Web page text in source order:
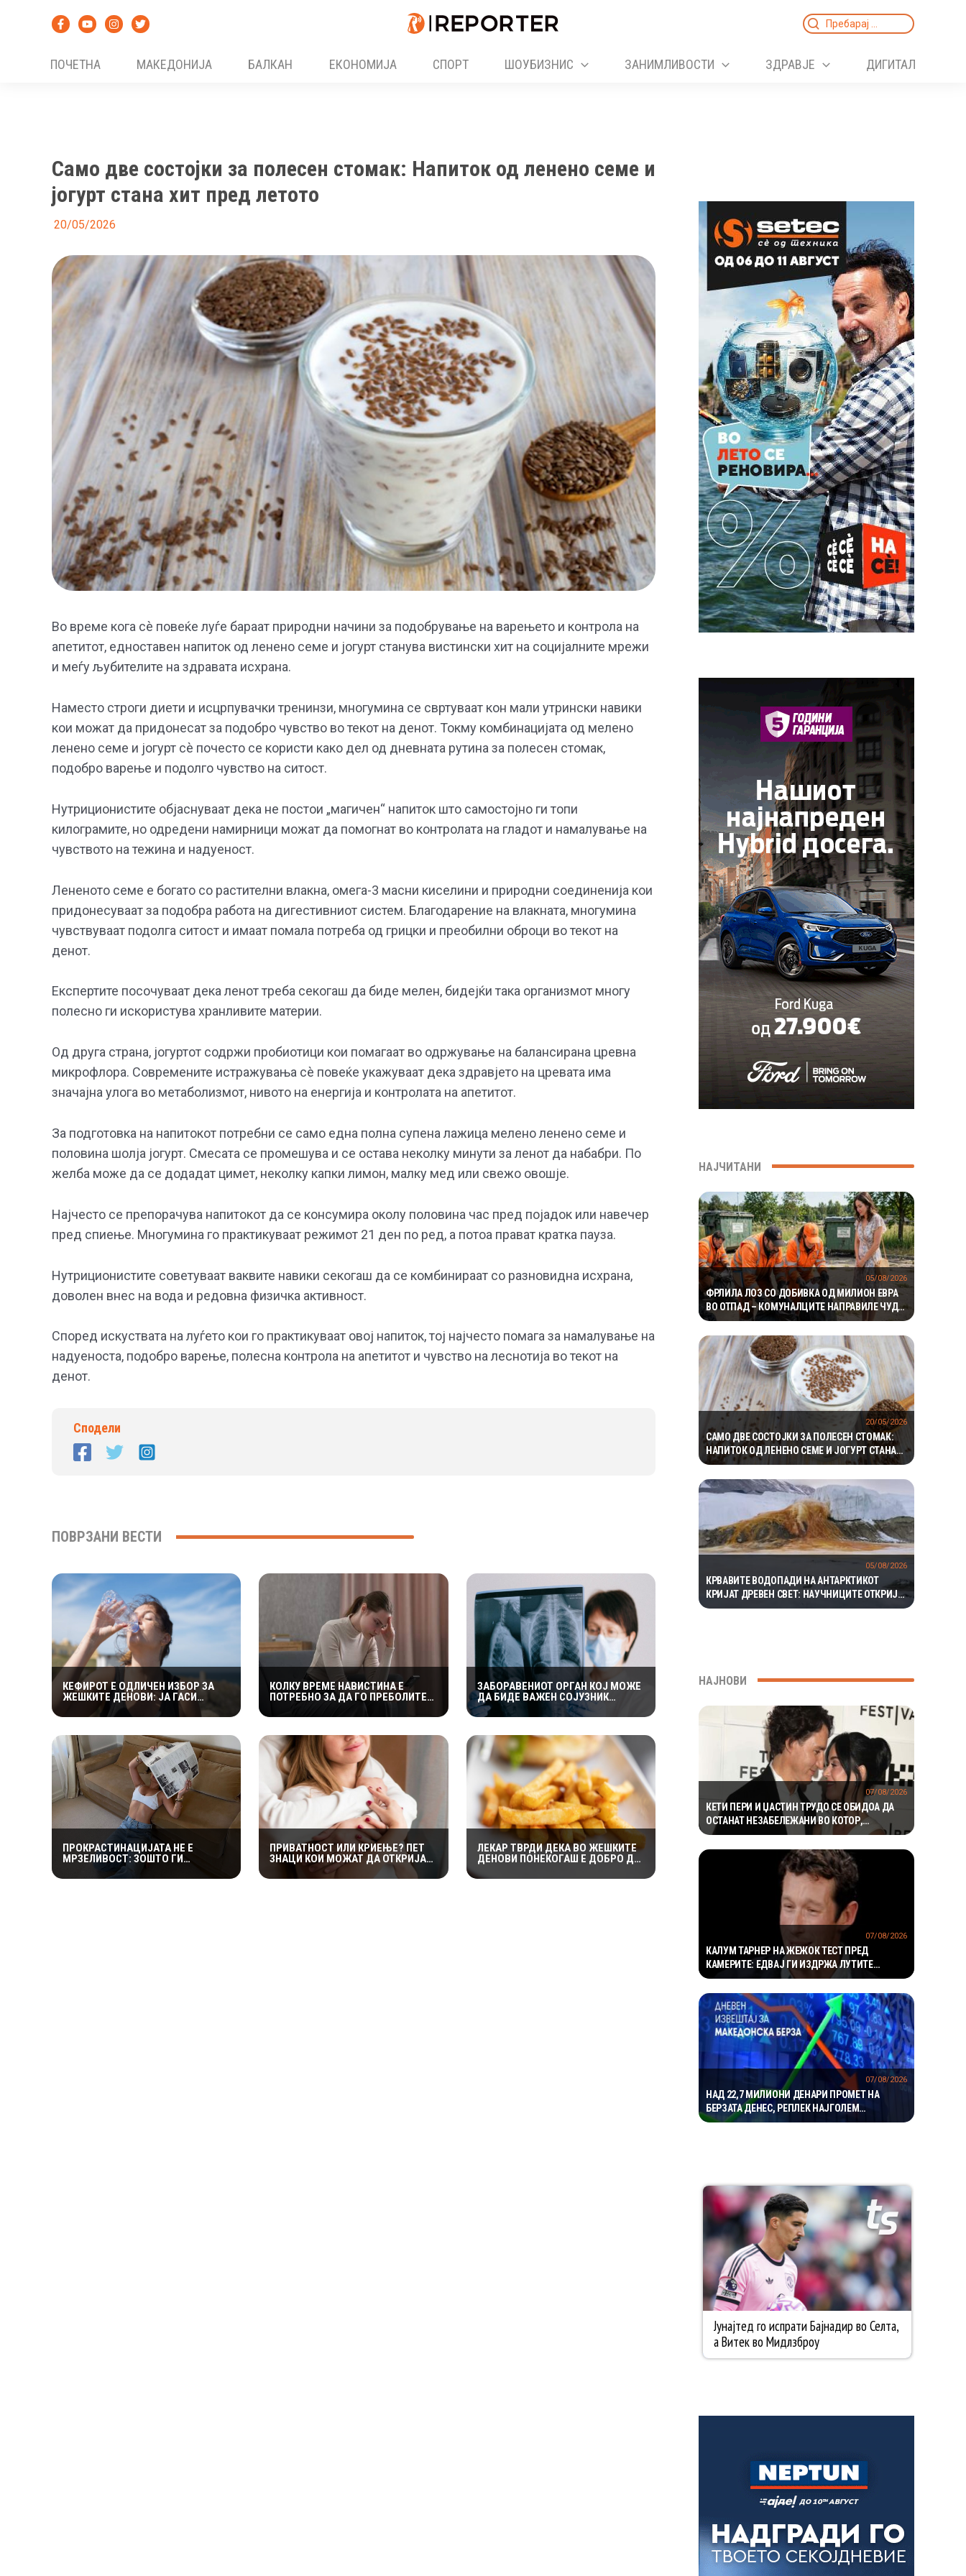
Search
ПОЧЕТНА
МАКЕДОНИЈА БАЛКАН ЕКОНОМИЈА СПОРТ ШОУБИЗНИС ЗАНИМЛИВОСТИ ЗДРАВЈЕ ДИГИТАЛ
Само две состојки за полесен стомак: Напиток од ленено семе и
јогурт стана хит пред летото
20/05/2026
Во време кога сè повеќе луѓе бараат природни начини за подобрување на варењето и контрола на
апетитот, едноставен напиток од ленено семе и јогурт станува вистински хит на социјалните мрежи
и меѓу љубителите на здравата исхрана.
Наместо строги диети и исцрпувачки тренинзи, многумина се свртуваат кон мали утрински навики
кои можат да придонесат за подобро чувство во текот на денот. Токму комбинацијата од мелено
ленено семе и јогурт сè почесто се користи како дел од дневната рутина за полесен стомак,
подобро варење и подолго чувство на ситост.
Нутриционистите објаснуваат дека не постои „магичен“ напиток што самостојно ги топи
килограмите, но одредени намирници можат да помогнат во контролата на гладот и намалување на
чувството на тежина и надуеност.
Лененото семе е богато со растителни влакна, омега-3 масни киселини и природни соединенија кои
придонесуваат за подобра работа на дигестивниот систем. Благодарение на влакната, многумина
чувствуваат подолга ситост и имаат помала потреба од грицки и преобилни оброци во текот на
денот.
Експертите посочуваат дека ленот треба секогаш да биде мелен, бидејќи така организмот многу
полесно ги искористува хранливите материи.
Од друга страна, јогуртот содржи пробиотици кои помагаат во одржување на балансирана цревна
микрофлора. Современите истражувања сè повеќе укажуваат дека здравјето на цревата има
значајна улога во метаболизмот, нивото на енергија и контролата на апетитот.
За подготовка на напитокот потребни се само една полна супена лажица мелено ленено семе и
половина шолја јогурт. Смесата се промешува и се остава неколку минути за ленот да набабри. По
желба може да се додадат цимет, неколку капки лимон, малку мед или свежо овошје.
Најчесто се препорачува напитокот да се консумира околу половина час пред појадок или навечер
пред спиење. Многумина го практикуваат режимот 21 ден по ред, а потоа прават кратка пауза.
Нутриционистите советуваат ваквите навики секогаш да се комбинираат со разновидна исхрана,
доволен внес на вода и редовна физичка активност.
Според искуствата на луѓето кои го практикуваат овој напиток, тој најчесто помага за намалување на
надуеноста, подобро варење, полесна контрола на апетитот и чувство на леснотија во текот на
денот.
Сподели
ПОВРЗАНИ ВЕСТИ
КЕФИРОТ Е ОДЛИЧЕН ИЗБОР ЗА
ЖЕШКИТЕ ДЕНОВИ: ЈА ГАСИ
ЖЕДТА, СОДРЖИ ЕЛЕКТРОЛИТИ И
ПРИДОНЕСУВА ЗА ЗДРАВА
КОЛКУ ВРЕМЕ НАВИСТИНА Е
ПОТРЕБНО ЗА ДА ГО ПРЕБОЛИТЕ
ПОРАНЕШНИОТ ПАРТНЕР?
„ПРАВИЛОТО БЕЗ КОНТАКТ“ НЕ Е
ЗАБОРАВЕНИОТ ОРГАН КОЈ МОЖЕ
ДА БИДЕ ВАЖЕН СОЈУЗНИК
ПРОТИВ РАКОТ: НАУЧНИЦИТЕ
ОТКРИВААТ КОЛКУ Е ЗНАЧАЕН
ПРОКРАСТИНАЦИЈАТА НЕ Е
МРЗЕЛИВОСТ: ЗОШТО ГИ
ОДЛОЖУВАМЕ ОБВРСКИТЕ И КАКО
ДА ГО ПРЕКИНЕМЕ МАЃЕПСАНИОТ
ПРИВАТНОСТ ИЛИ КРИЕЊЕ? ПЕТ
ЗНАЦИ КОИ МОЖАТ ДА ОТКРИЈАТ
ДЕКА ПАРТНЕРОТ НЕШТО
ПРЕМОЛЧУВА
ЛЕКАР ТВРДИ ДЕКА ВО ЖЕШКИТЕ
ДЕНОВИ ПОНЕКОГАШ Е ДОБРО ДА
НАЈЧИТАНИ
ФРЛИЛА ЛОЗ СО ДОБИВКА ОД МИЛИОН ЕВРА
ВО ОТПАД – КОМУНАЛЦИТЕ НАПРАВИЛЕ ЧУДО
ЗА ДА ГО ПРОНАЈДАТ
05/08/2026
САМО ДВЕ СОСТОЈКИ ЗА ПОЛЕСЕН СТОМАК:
НАПИТОК ОД ЛЕНЕНО СЕМЕ И ЈОГУРТ СТАНА
ХИТ ПРЕД ЛЕТОТО
20/05/2026
КРВАВИТЕ ВОДОПАДИ НА АНТАРКТИКОТ
КРИЈАТ ДРЕВЕН СВЕТ: НАУЧНИЦИТЕ ОТКРИЈА
ЕКОСИСТЕМ ИЗОЛИРАН ПОВЕЌЕ ОД 1,5
05/08/2026
НАЈНОВИ
КЕТИ ПЕРИ И ЏАСТИН ТРУДО СЕ ОБИДОА ДА
ОСТАНАТ НЕЗАБЕЛЕЖАНИ ВО КОТОР,
МЕШТАНИТЕ СО ДУХОВИТИ РЕАКЦИИ: „НИКОЈ
НЕ БИ ГИ ПРЕПОЗНАЛ“
07/08/2026
КАЛУМ ТАРНЕР НА ЖЕЖОК ТЕСТ ПРЕД
КАМЕРИТЕ: ЕДВАЈ ГИ ИЗДРЖА ЛУТИТЕ
КРИЛЦА – „УСТАТА МИ ГОРИ“
07/08/2026
НАД 22,7 МИЛИОНИ ДЕНАРИ ПРОМЕТ НА
БЕРЗАТА ДЕНЕС, РЕПЛЕК НАЈГОЛЕМ
ДОБИТНИК
07/08/2026